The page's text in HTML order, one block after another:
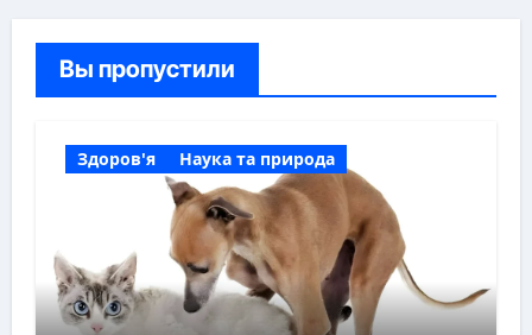
Вы пропустили
Здоров'я Наука та природа